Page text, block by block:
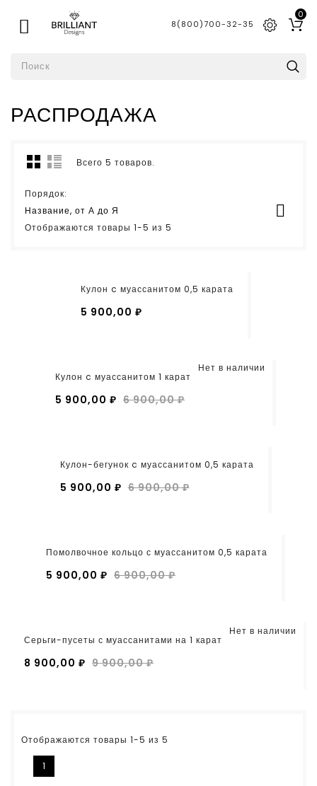

0
8(800)700-32-35
РАСПРОДАЖА
Всего 5 товаров.
Порядок:
Название, от А до Я

Отображаются товары 1-5 из 5
Кулон c муассанитом 0,5 карата
5 900,00 ₽
Нет в наличии
Кулон c муассанитом 1 карат
5 900,00 ₽ 6 900,00 ₽
Кулон-бегунок c муассанитом 0,5 карата
5 900,00 ₽ 6 900,00 ₽
Помолвочное кольцо с муассанитом 0,5 карата
5 900,00 ₽ 6 900,00 ₽
Нет в наличии
Серьги-пусеты с муассанитами на 1 карат
8 900,00 ₽ 9 900,00 ₽
Отображаются товары 1-5 из 5
1